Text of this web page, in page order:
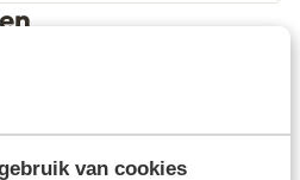
van cookies
van reizigers die